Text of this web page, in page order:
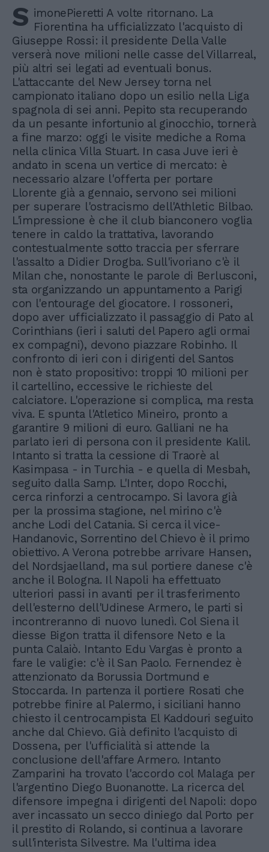
S imonePieretti A volte ritornano. La
Fiorentina ha ufficializzato l'acquisto di
Giuseppe Rossi: il presidente Della Valle
verserà nove milioni nelle casse del Villarreal,
più altri sei legati ad eventuali bonus.
L'attaccante del New Jersey torna nel
campionato italiano dopo un esilio nella Liga
spagnola di sei anni. Pepito sta recuperando
da un pesante infortunio al ginocchio, tornerà
a fine marzo: oggi le visite mediche a Roma
nella clinica Villa Stuart. In casa Juve ieri è
andato in scena un vertice di mercato: è
necessario alzare l'offerta per portare
Llorente già a gennaio, servono sei milioni
per superare l'ostracismo dell'Athletic Bilbao.
L'impressione è che il club bianconero voglia
tenere in caldo la trattativa, lavorando
contestualmente sotto traccia per sferrare
l'assalto a Didier Drogba. Sull'ivoriano c'è il
Milan che, nonostante le parole di Berlusconi,
sta organizzando un appuntamento a Parigi
con l'entourage del giocatore. I rossoneri,
dopo aver ufficializzato il passaggio di Pato al
Corinthians (ieri i saluti del Papero agli ormai
ex compagni), devono piazzare Robinho. Il
confronto di ieri con i dirigenti del Santos
non è stato propositivo: troppi 10 milioni per
il cartellino, eccessive le richieste del
calciatore. L'operazione si complica, ma resta
viva. E spunta l'Atletico Mineiro, pronto a
garantire 9 milioni di euro. Galliani ne ha
parlato ieri di persona con il presidente Kalil.
Intanto si tratta la cessione di Traorè al
Kasimpasa - in Turchia - e quella di Mesbah,
seguito dalla Samp. L'Inter, dopo Rocchi,
cerca rinforzi a centrocampo. Si lavora già
per la prossima stagione, nel mirino c'è
anche Lodi del Catania. Si cerca il vice-
Handanovic, Sorrentino del Chievo è il primo
obiettivo. A Verona potrebbe arrivare Hansen,
del Nordsjaelland, ma sul portiere danese c'è
anche il Bologna. Il Napoli ha effettuato
ulteriori passi in avanti per il trasferimento
dell'esterno dell'Udinese Armero, le parti si
incontreranno di nuovo lunedì. Col Siena il
diesse Bigon tratta il difensore Neto e la
punta Calaiò. Intanto Edu Vargas è pronto a
fare le valigie: c'è il San Paolo. Fernendez è
attenzionato da Borussia Dortmund e
Stoccarda. In partenza il portiere Rosati che
potrebbe finire al Palermo, i siciliani hanno
chiesto il centrocampista El Kaddouri seguito
anche dal Chievo. Già definito l'acquisto di
Dossena, per l'ufficialità si attende la
conclusione dell'affare Armero. Intanto
Zamparini ha trovato l'accordo col Malaga per
l'argentino Diego Buonanotte. La ricerca del
difensore impegna i dirigenti del Napoli: dopo
aver incassato un secco diniego dal Porto per
il prestito di Rolando, si continua a lavorare
sull'interista Silvestre. Ma l'ultima idea